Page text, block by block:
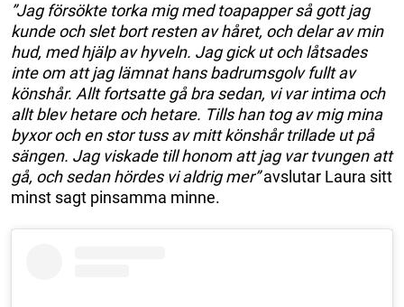
”Jag försökte torka mig med toapapper så gott jag
kunde och slet bort resten av håret, och delar av min
hud, med hjälp av hyveln. Jag gick ut och låtsades
inte om att jag lämnat hans badrumsgolv fullt av
könshår. Allt fortsatte gå bra sedan, vi var intima och
allt blev hetare och hetare. Tills han tog av mig mina
byxor och en stor tuss av mitt könshår trillade ut på
sängen. Jag viskade till honom att jag var tvungen att
gå, och sedan hördes vi aldrig mer”avslutar Laura sitt
minst sagt pinsamma minne.